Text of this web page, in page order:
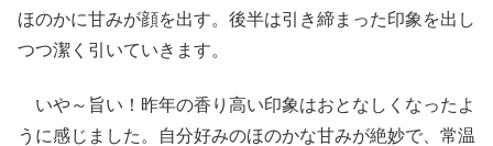
ほのかに甘みが顔を出す。後半は引き締まった印象を出し
つつ潔く引いていきます。
いや～旨い！昨年の香り高い印象はおとなしくなったよ
うに感じました。自分好みのほのかな甘みが絶妙で、常温